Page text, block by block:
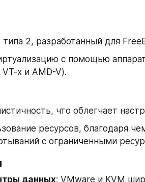
2, разработанный для
с помощью
x и AMD-V).
что облегчает
ресурсов, благодаря
с ограниченными
данных: VMware и KVM